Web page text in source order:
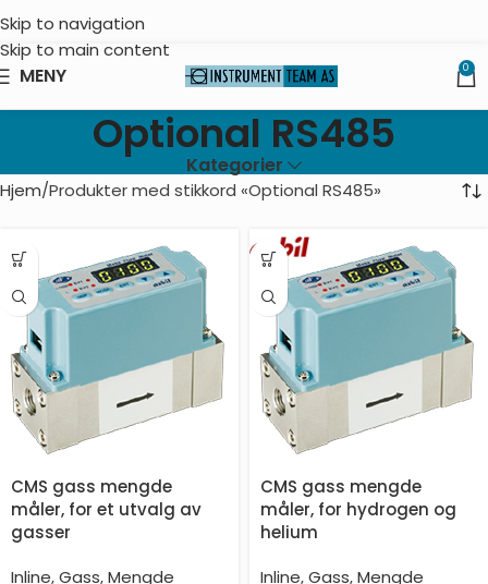
Skip to navigation
Skip to main content
MENY 0
Optional RS485
Kategorier
Hjem Produkter med stikkord «Optional RS485»
CMS gass mengde
måler, for et utvalg av
gasser
Inline,Gass,Mengde
CMS gass mengde
måler, for hydrogen og
helium
Inline,Gass,Mengde